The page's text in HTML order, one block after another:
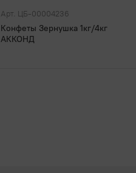
Арт. ЦБ-00004236
Конфеты Зернушка 1кг/4кг
АККОНД